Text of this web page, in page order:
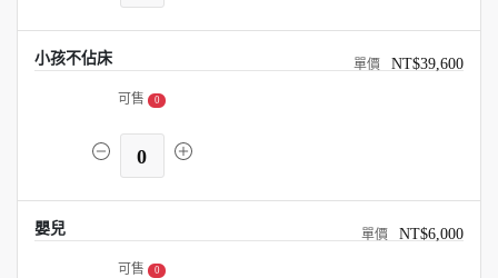
小孩不佔床 NT$39,600
可售 0
0
嬰兒 NT$6,000
可售 0